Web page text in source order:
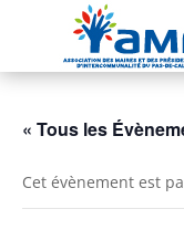
« Tous les
Cet évènement est